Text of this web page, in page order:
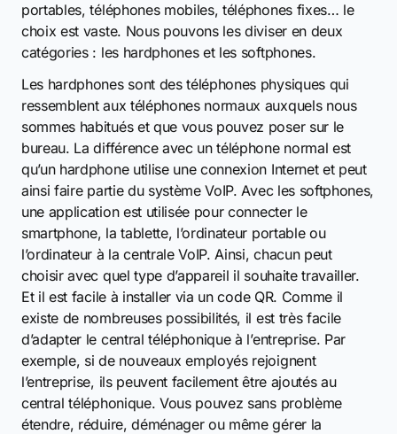
portables, téléphones mobiles, téléphones fixes… le
choix est vaste. Nous pouvons les diviser en deux
catégories : les hardphones et les softphones.
Les hardphones sont des téléphones physiques qui
ressemblent aux téléphones normaux auxquels nous
sommes habitués et que vous pouvez poser sur le
bureau. La différence avec un téléphone normal est
qu’un hardphone utilise une connexion Internet et peut
ainsi faire partie du système VoIP. Avec les softphones,
une application est utilisée pour connecter le
smartphone, la tablette, l’ordinateur portable ou
l’ordinateur à la centrale VoIP. Ainsi, chacun peut
choisir avec quel type d’appareil il souhaite travailler.
Et il est facile à installer via un code QR. Comme il
existe de nombreuses possibilités, il est très facile
d’adapter le central téléphonique à l’entreprise. Par
exemple, si de nouveaux employés rejoignent
l’entreprise, ils peuvent facilement être ajoutés au
central téléphonique. Vous pouvez sans problème
étendre, réduire, déménager ou même gérer la